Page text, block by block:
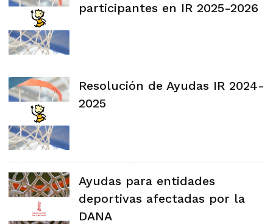
participantes en IR 2025-2026
Resolución de Ayudas IR 2024-
2025
Ayudas para entidades
deportivas afectadas por la
DANA